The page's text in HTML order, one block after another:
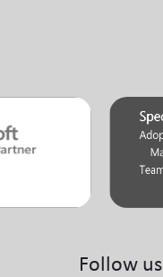
Follow us